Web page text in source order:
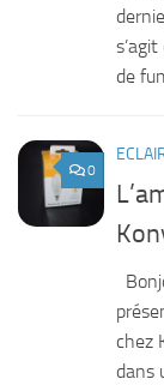
de
0
chez
dans